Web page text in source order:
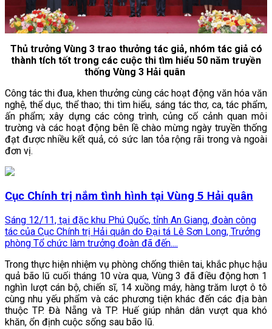
Thủ trưởng Vùng 3 trao thưởng tác giả, nhóm tác giả có
thành tích tốt trong các cuộc thi tìm hiểu 50 năm truyền
thống Vùng 3 Hải quân
Công tác thi đua, khen thưởng cùng các hoạt động văn hóa văn
nghệ, thể dục, thể thao; thi tìm hiểu, sáng tác thơ, ca, tác phẩm,
ấn phẩm; xây dựng các công trình, củng cố cảnh quan môi
trường và các hoạt động bên lề chào mừng ngày truyền thống
đạt được nhiều kết quả, có sức lan tỏa rộng rãi trong và ngoài
đơn vị.
Cục Chính trị nắm tình hình tại Vùng 5 Hải quân
Sáng 12/11, tại đặc khu Phú Quốc, tỉnh An Giang, đoàn công
tác của Cục Chính trị Hải quân do Đại tá Lê Sơn Long, Trưởng
phòng Tổ chức làm trưởng đoàn đã đến....
Trong thực hiện nhiệm vụ phòng chống thiên tai, khắc phục hậu
quả bão lũ cuối tháng 10 vừa qua, Vùng 3 đã điều động hơn 1
nghìn lượt cán bộ, chiến sĩ, 14 xuồng máy, hàng trăm lượt ô tô
cùng nhu yếu phẩm và các phương tiện khác đến các địa bàn
thuộc TP. Đà Nẵng và TP. Huế giúp nhân dân vượt qua khó
khăn, ổn định cuộc sống sau bão lũ.